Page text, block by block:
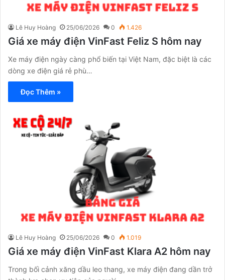
Lê Huy Hoàng 25/06/2026 0 1.426
Giá xe máy điện VinFast Feliz S hôm nay
Xe máy điện ngày càng phổ biến tại Việt Nam, đặc biệt là các
dòng xe điện giá rẻ phù…
Đọc Thêm »
Lê Huy Hoàng 25/06/2026 0 1.019
Giá xe máy điện VinFast Klara A2 hôm nay
Trong bối cảnh xăng dầu leo thang, xe máy điện đang dần trở